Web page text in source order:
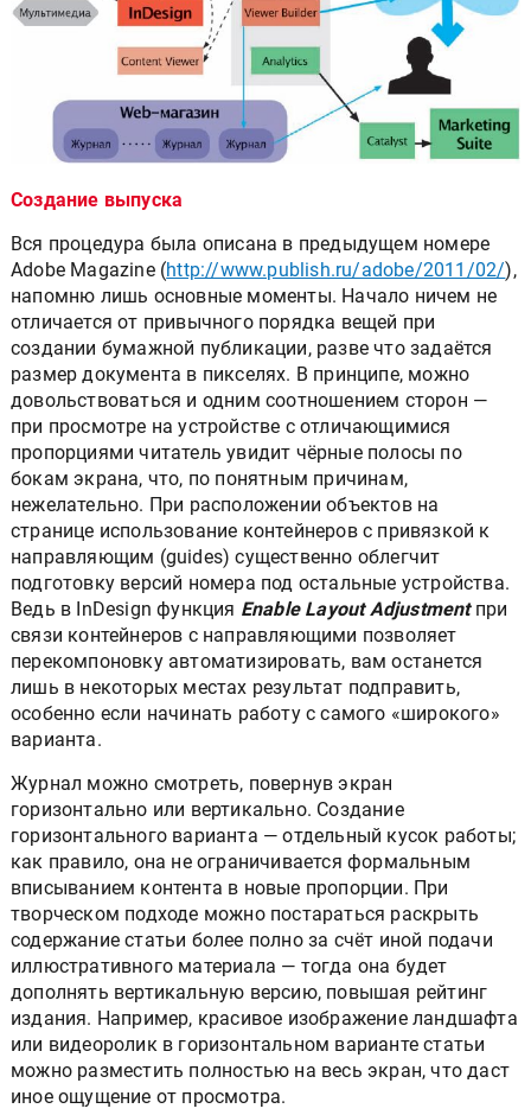
Создание выпуска
Вся процедура была описана в предыдущем номере
Adobe Magazine (http://www.publish.ru/adobe/2011/02/),
напомню лишь основные моменты. Начало ничем не
отличается от привычного порядка вещей при
создании бумажной публикации, разве что задаётся
размер документа в пикселях. В принципе, можно
довольствоваться и одним соотношением сторон —
при просмотре на устройстве с отличающимися
пропорциями читатель увидит чёрные полосы по
бокам экрана, что, по понятным причинам,
нежелательно. При расположении объектов на
странице использование контейнеров с привязкой к
направляющим (guides) существенно облегчит
подготовку версий номера под остальные устройства.
Ведь в InDesign функция Enable Layout Adjustmentпри
связи контейнеров с направляющими позволяет
перекомпоновку автоматизировать, вам останется
лишь в некоторых местах результат подправить,
особенно если начинать работу с самого «широкого»
варианта.
Журнал можно смотреть, повернув экран
горизонтально или вертикально. Создание
горизонтального варианта — отдельный кусок работы;
как правило, она не ограничивается формальным
вписыванием контента в новые пропорции. При
творческом подходе можно постараться раскрыть
содержание статьи более полно за счёт иной подачи
иллюстративного материала — тогда она будет
дополнять вертикальную версию, повышая рейтинг
издания. Например, красивое изображение ландшафта
или видеоролик в горизонтальном варианте статьи
можно разместить полностью на весь экран, что даст
иное ощущение от просмотра.